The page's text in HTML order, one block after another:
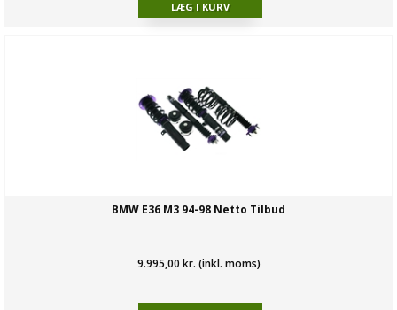
BMW E36 M3 94-98 Netto Tilbud
9.995,00 kr. (inkl. moms)